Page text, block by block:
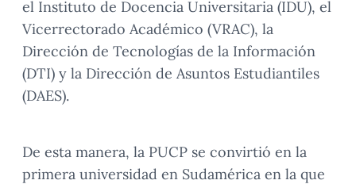
el Instituto de Docencia Universitaria (IDU), el
Vicerrectorado Académico (VRAC), la
Dirección de Tecnologías de la Información
(DTI) y la Dirección de Asuntos Estudiantiles
(DAES).
De esta manera, la PUCP se convirtió en la
primera universidad en Sudamérica en la que